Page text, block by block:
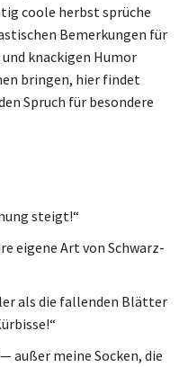
coole herbst sprüche
Bemerkungen für
knackigen Humor
bringen, hier findet
Spruch für besondere
steigt!“
eigene Art von Schwarz-
als die fallenden Blätter
außer meine Socken, die